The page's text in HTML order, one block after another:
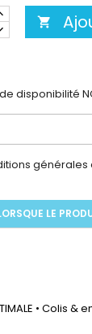

disponibilité
générales
LE
• Colis